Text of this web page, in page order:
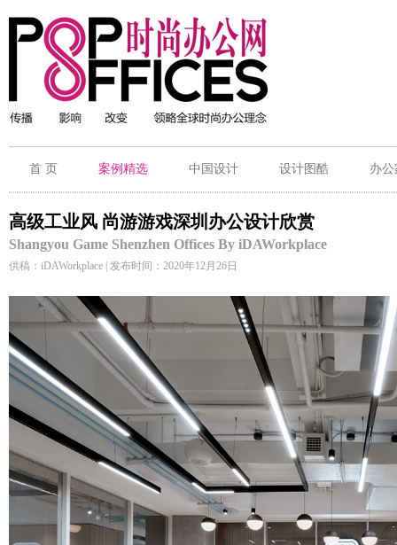
首 页 案例精选 中国设计 设计图酷 办
高级工业风 尚游游戏深圳办公设计欣赏
Shangyou Game Shenzhen Offices By iDAWorkplace
供稿：iDAWorkplace | 发布时间：2020年12月26日